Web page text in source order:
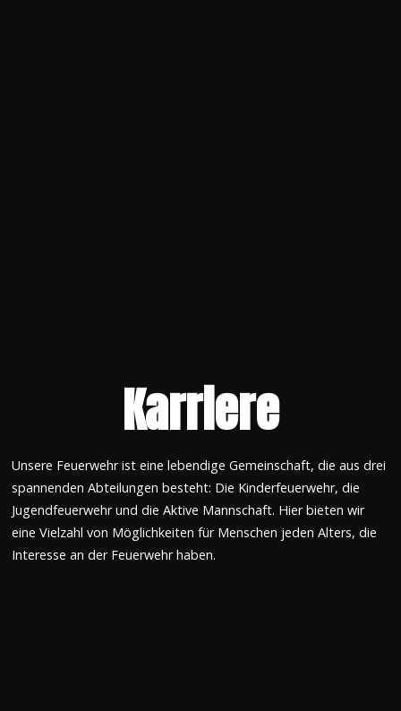
Karriere
Unsere Feuerwehr ist eine lebendige Gemeinschaft, die aus drei
spannenden Abteilungen besteht: Die Kinderfeuerwehr, die
Jugendfeuerwehr und die Aktive Mannschaft. Hier bieten wir
eine Vielzahl von Möglichkeiten für Menschen jeden Alters, die
Interesse an der Feuerwehr haben.